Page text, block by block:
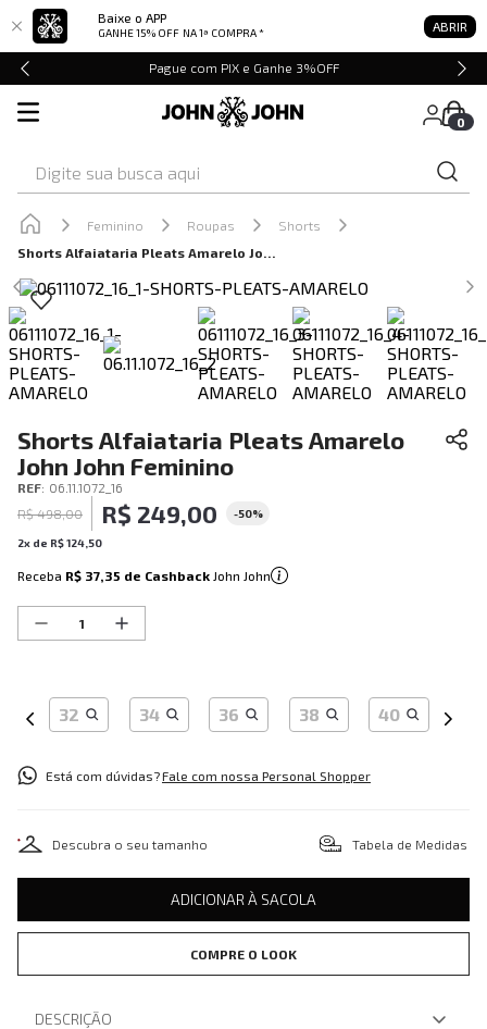
Baixe o APP
GANHE 15% OFF NA 1ª COMPRA * ABRIR
Pague com PIX e Ganhe 3%OFF
0
Feminino Roupas
Shorts
Shorts Alfaiataria Pleats Amarelo John John Feminino
Shorts Alfaiataria Pleats Amarelo
John John Feminino
REF: 06.11.1072_16
R$ 498,00 R$ 249,00 -50%
2x de R$124 50
Receba R$ 37,35 de Cashback John John
32 34 36 38 40
Está com dúvidas?Fale com nossa Personal Shopper
Descubra o seu tamanho Tabela de Medidas
ADICIONAR À SACOLA
COMPRE O LOOK
DESCRIÇÃO